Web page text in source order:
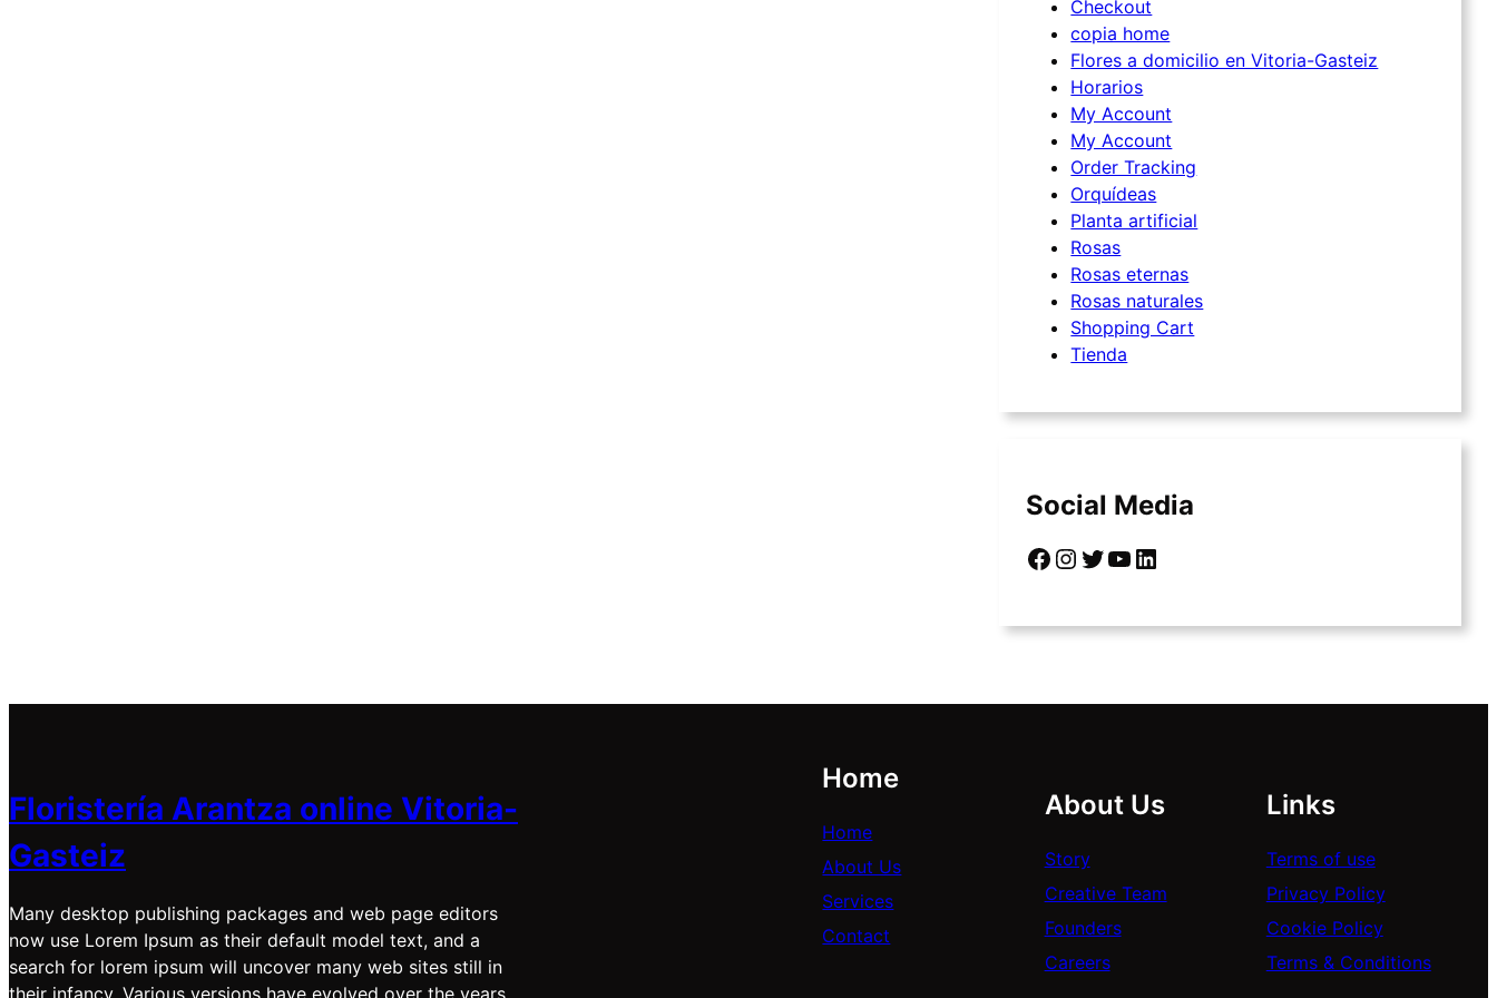
Checkout
copia home
Flores a domicilio en Vitoria-Gasteiz
Horarios
My Account
My Account
Order Tracking
Orquídeas
Planta artificial
Rosas
Rosas eternas
Rosas naturales
Shopping Cart
Tienda
Social Media
Facebook Instagram Twitter YouTube LinkedIn
Floristería Arantza online Vitoria-
Gasteiz
Many desktop publishing packages and web page editors
now use Lorem Ipsum as their default model text, and a
search for lorem ipsum will uncover many web sites still in
Home
Home
About Us
Services
Contact
About Us
Story
Creative Team
Founders
Careers
Links
Terms of use
Privacy Policy
Cookie Policy
Terms & Conditions